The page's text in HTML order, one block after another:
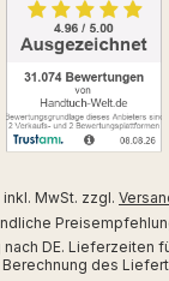
MwSt. zzgl.
DE. Lieferzeiten
des